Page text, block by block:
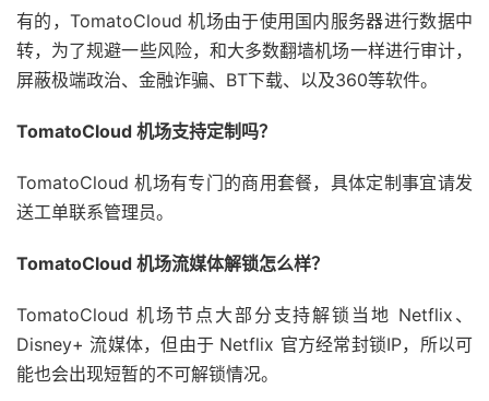
有的，TomatoCloud 机场由于使用国内服务器进行数据中
转，为了规避一些风险，和大多数翻墙机场一样进行审计，
屏蔽极端政治、金融诈骗、BT下载、以及360等软件。
TomatoCloud 机场支持定制吗？
TomatoCloud 机场有专门的商用套餐，具体定制事宜请发
送工单联系管理员。
TomatoCloud 机场流媒体解锁怎么样？
TomatoCloud 机场节点大部分支持解锁当地 Netflix、
Disney+ 流媒体，但由于 Netflix 官方经常封锁IP，所以可
能也会出现短暂的不可解锁情况。